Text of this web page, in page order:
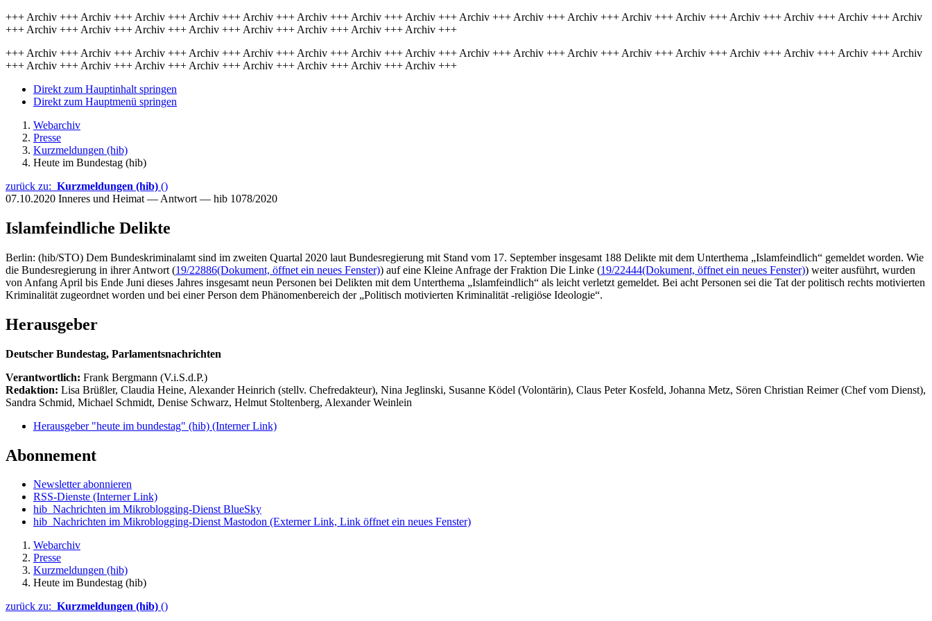
+++ Archiv +++ Archiv +++ Archiv +++ Archiv +++ Archiv +++ Archiv +++ Archiv +++ Archiv +++ Archiv +++ Archiv +++ Archiv +++ Archiv +++ Archiv +++ Archiv +++ Archiv +++ Archiv +++ Archiv
+++ Archiv +++ Archiv +++ Archiv +++ Archiv +++ Archiv +++ Archiv +++ Archiv +++ Archiv +++
+++ Archiv +++ Archiv +++ Archiv +++ Archiv +++ Archiv +++ Archiv +++ Archiv +++ Archiv +++ Archiv +++ Archiv +++ Archiv +++ Archiv +++ Archiv +++ Archiv +++ Archiv +++ Archiv +++ Archiv
+++ Archiv +++ Archiv +++ Archiv +++ Archiv +++ Archiv +++ Archiv +++ Archiv +++ Archiv +++
Direkt zum Hauptinhalt springen
Direkt zum Hauptmenü springen
Webarchiv
Presse
Kurzmeldungen (hib)
Heute im Bundestag (hib)
zurück zu: Kurzmeldungen (hib) ()
07.10.2020 Inneres und Heimat — Antwort — hib 1078/2020
Islamfeindliche Delikte
Berlin: (hib/STO) Dem Bundeskriminalamt sind im zweiten Quartal 2020 laut Bundesregierung mit Stand vom 17. September insgesamt 188 Delikte mit dem Unterthema „Islamfeindlich“ gemeldet worden. Wie
die Bundesregierung in ihrer Antwort (19/22886(Dokument, öffnet ein neues Fenster)) auf eine Kleine Anfrage der Fraktion Die Linke (19/22444(Dokument, öffnet ein neues Fenster)) weiter ausführt, wurden
von Anfang April bis Ende Juni dieses Jahres insgesamt neun Personen bei Delikten mit dem Unterthema „Islamfeindlich“ als leicht verletzt gemeldet. Bei acht Personen sei die Tat der politisch rechts motivierten
Kriminalität zugeordnet worden und bei einer Person dem Phänomenbereich der „Politisch motivierten Kriminalität -religiöse Ideologie“.
Herausgeber
Deutscher Bundestag, Parlamentsnachrichten
Verantwortlich: Frank Bergmann (V.i.S.d.P.)
Redaktion: Lisa Brüßler, Claudia Heine, Alexander Heinrich (stellv. Chefredakteur), Nina Jeglinski, Susanne Ködel (Volontärin), Claus Peter Kosfeld, Johanna Metz, Sören Christian Reimer (Chef vom Dienst),
Sandra Schmid, Michael Schmidt, Denise Schwarz, Helmut Stoltenberg, Alexander Weinlein
Herausgeber "heute im bundestag" (hib) (Interner Link)
Abonnement
Newsletter abonnieren
RSS-Dienste (Interner Link)
hib_Nachrichten im Mikroblogging-Dienst BlueSky
hib_Nachrichten im Mikroblogging-Dienst Mastodon (Externer Link, Link öffnet ein neues Fenster)
Webarchiv
Presse
Kurzmeldungen (hib)
Heute im Bundestag (hib)
zurück zu: Kurzmeldungen (hib) ()